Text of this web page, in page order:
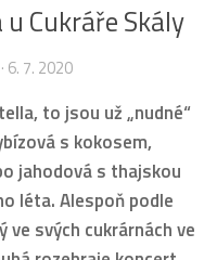
Cukráře Skály
· 6. 7. 2020
to jsou už „nudné“
s kokosem,
jahodová s thajskou
léta. Alespoň podle
ve svých cukrárnách ve